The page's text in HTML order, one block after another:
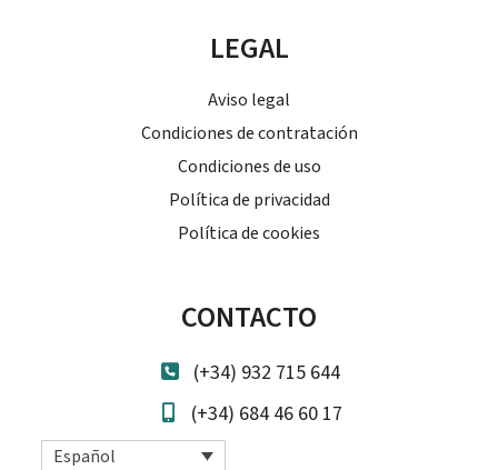
LEGAL
Aviso legal
Condiciones de contratación
Condiciones de uso
Política de privacidad
Política de cookies
CONTACTO
(+34) 932 715 644
(+34) 684 46 60 17
Español